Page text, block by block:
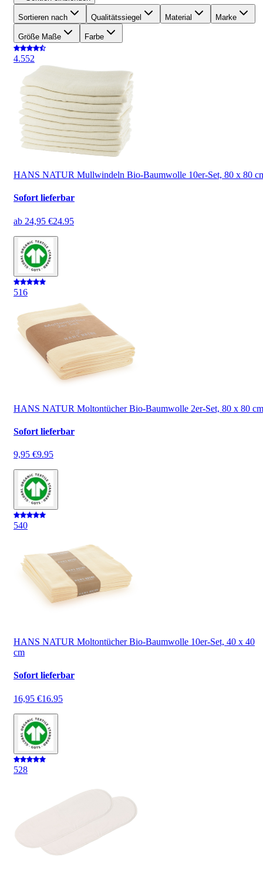
Sortieren nach Qualitätssiegel Material Marke
Größe Maße Farbe
4.552
HANS NATUR Mullwindeln Bio-Baumwolle 10er-Set, 80 x 80
Sofort lieferbar
ab 24,95 €24.95
516
HANS NATUR Moltontücher Bio-Baumwolle 2er-Set, 80 x 80 cm
Sofort lieferbar
9,95 €9.95
540
HANS NATUR Moltontücher Bio-Baumwolle 10er-Set, 40 x 40
cm
Sofort lieferbar
16,95 €16.95
528